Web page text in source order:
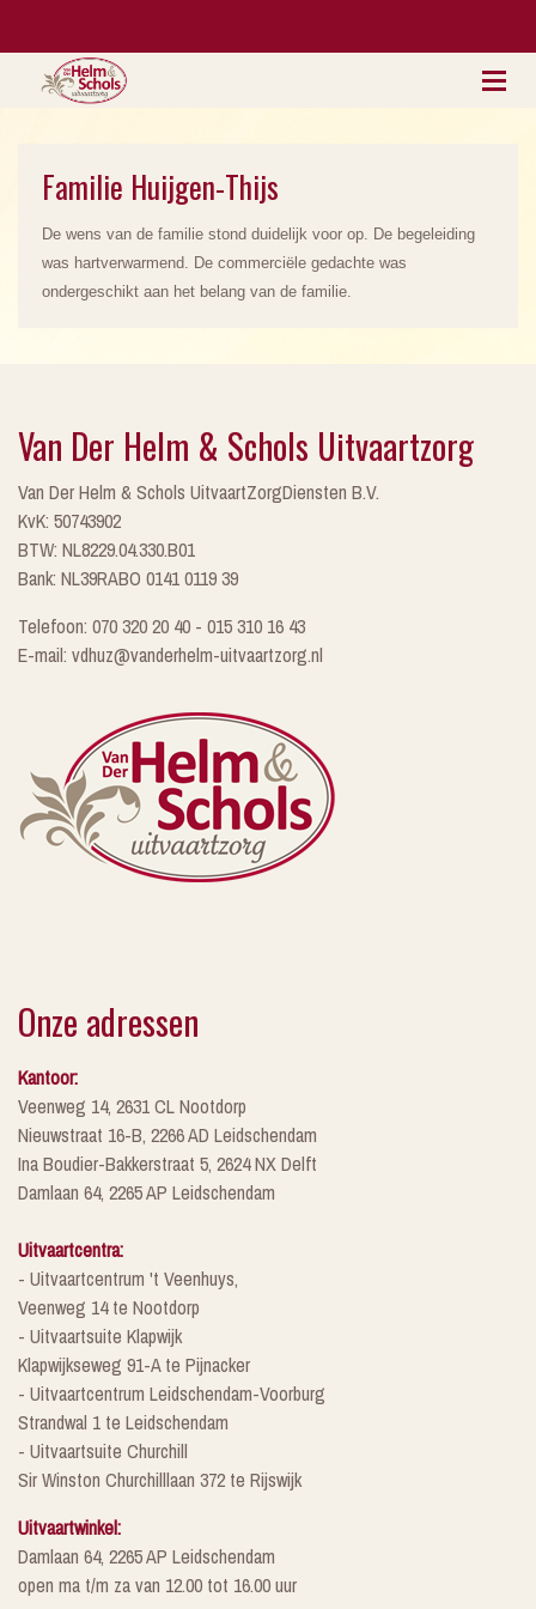
Familie Huijgen-Thijs
De wens van de familie stond duidelijk voor op. De begeleiding
was hartverwarmend. De commerciële gedachte was
ondergeschikt aan het belang van de familie.
Van Der Helm & Schols Uitvaartzorg
Van Der Helm & Schols UitvaartZorgDiensten B.V.
KvK: 50743902
BTW: NL8229.04.330.B01
Bank: NL39RABO 0141 0119 39
Telefoon: 070 320 20 40 - 015 310 16 43
E-mail: vdhuz@vanderhelm-uitvaartzorg.nl
Onze adressen
Kantoor:
Veenweg 14, 2631 CL Nootdorp
Nieuwstraat 16-B, 2266 AD Leidschendam
Ina Boudier-Bakkerstraat 5, 2624 NX Delft
Damlaan 64, 2265 AP Leidschendam
Uitvaartcentra:
- Uitvaartcentrum 't Veenhuys,
Veenweg 14 te Nootdorp
- Uitvaartsuite Klapwijk
Klapwijkseweg 91-A te Pijnacker
- Uitvaartcentrum Leidschendam-Voorburg
Strandwal 1 te Leidschendam
- Uitvaartsuite Churchill
Sir Winston Churchilllaan 372 te Rijswijk
Uitvaartwinkel:
Damlaan 64, 2265 AP Leidschendam
open ma t/m za van 12.00 tot 16.00 uur